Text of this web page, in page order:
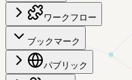
ワークフロー
ブックマーク
パブリック